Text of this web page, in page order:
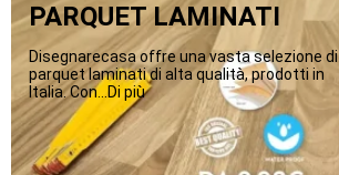
PARQUET LAMINATI
Disegnarecasa offre una vasta selezione di
parquet laminati di alta qualità, prodotti in
Italia. Con...Di più